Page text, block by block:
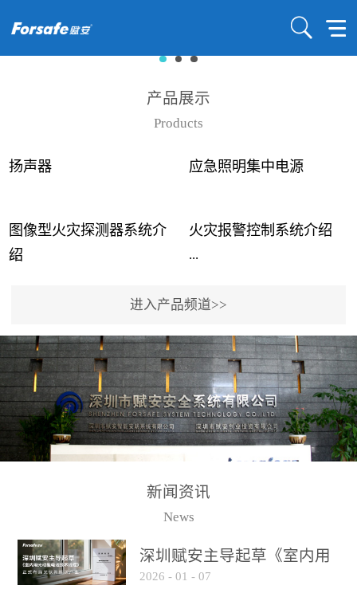
产品展示
Products
扬声器 应急照明集中电源
图像型火灾探测器系统介
绍
...
事故频发，传统的火灾探
测方法已无法满足要求。
尤其是目前众多的大型影
剧院、会议展览中心、体
育馆、大型仓库和隧道空
间等，其建筑结构特殊、
火灾隐患多。一旦发生火
传统的火灾关测器无法被
及时缺发，不能及早发现
和有效扑救火火，这不仅
火灾报警控制系统介绍
...
用了具有仲裁机制和冗余
校验的总线传输技术、线
路状态检测与保护技术、
后向光电感烟探测技术、
高可靠的系统抗干扰技术
等多项专利技术和专有技
警领域三十多年技术积累
和工程实践的结晶。
进入产品频道>>
新闻资讯
News
深圳赋安主导起草《室内用
光动能电池技术规程》 正式
2026 - 01 - 07